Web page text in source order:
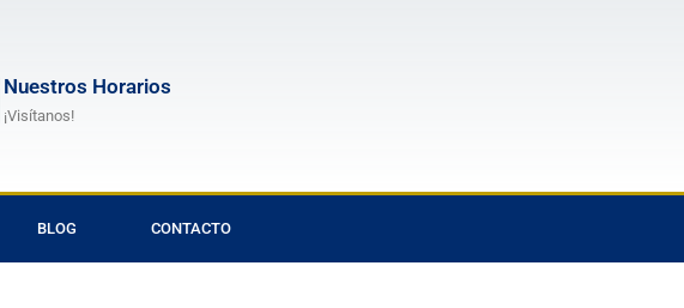
Nuestros Horarios
¡Visítanos!
BLOG CONTACTO